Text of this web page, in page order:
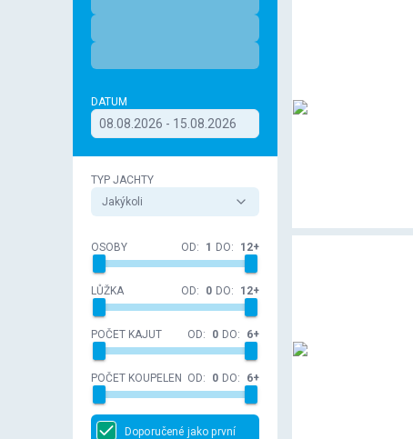
DATUM
08.08.2026 - 15.08.2026
TYP JACHTY
Jakýkoli
OSOBY OD: 1 DO: 12+
LŮŽKA OD: 0 DO: 12+
POČET KAJUT OD: 0 DO: 6+
POČET KOUPELEN OD: 0 DO: 6+
Doporučené jako první